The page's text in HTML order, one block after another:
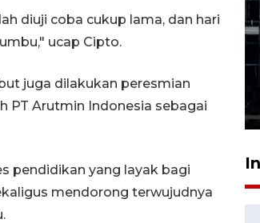
diuji coba cukup lama, dan hari
ucap Cipto.
juga dilakukan peresmian
PT Arutmin Indonesia sebagai
pendidikan yang layak bagi
mendorong terwujudnya
- Kalsel Merangkul
Putus Sekolah Lewat
1
2026 17:51